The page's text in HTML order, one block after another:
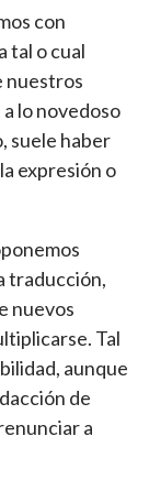
con
tal o cual
nuestros
lo novedoso
suele haber
expresión o
traducción,
nuevos
Tal
aunque
de
a